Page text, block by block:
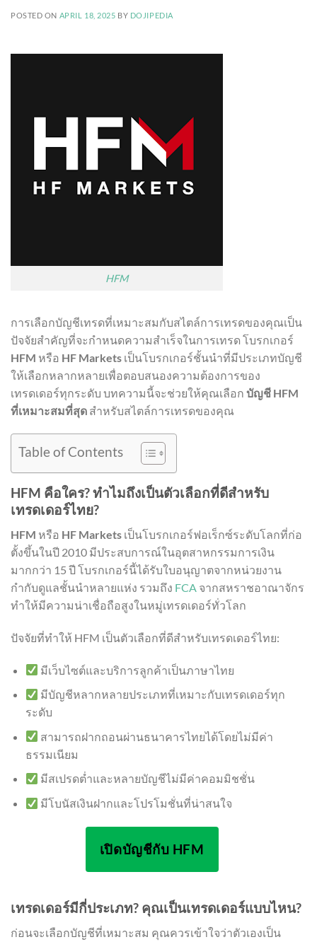
POSTED ON APRIL 18, 2025 BY DOJIPEDIA
HFM
การเลือกบัญชีเทรดที่เหมาะสมกับสไตล์การเทรดของคุณเป็น
ปัจจัยสำคัญที่จะกำหนดความสำเร็จในการเทรด โบรกเกอร์
HFM หรือ HF Markets เป็นโบรกเกอร์ชั้นนำที่มีประเภทบัญชี
ให้เลือกหลากหลายเพื่อตอบสนองความต้องการของ
เทรดเดอร์ทุกระดับ บทความนี้จะช่วยให้คุณเลือก บัญชี HFM
ที่เหมาะสมที่สุด สำหรับสไตล์การเทรดของคุณ
Table of Contents
HFM คือใคร? ทำไมถึงเป็นตัวเลือกที่ดีสำหรับ
เทรดเดอร์ไทย?
HFM หรือ HF Markets เป็นโบรกเกอร์ฟอเร็กซ์ระดับโลกที่ก่อ
ตั้งขึ้นในปี 2010 มีประสบการณ์ในอุตสาหกรรมการเงิน
มากกว่า 15 ปี โบรกเกอร์นี้ได้รับใบอนุญาตจากหน่วยงาน
กำกับดูแลชั้นนำหลายแห่ง รวมถึง FCA จากสหราชอาณาจักร
ทำให้มีความน่าเชื่อถือสูงในหมู่เทรดเดอร์ทั่วโลก
ปัจจัยที่ทำให้ HFM เป็นตัวเลือกที่ดีสำหรับเทรดเดอร์ไทย:
มีเว็บไซต์และบริการลูกค้าเป็นภาษาไทย
มีบัญชีหลากหลายประเภทที่เหมาะกับเทรดเดอร์ทุก
ระดับ
สามารถฝากถอนผ่านธนาคารไทยได้โดยไม่มีค่า
ธรรมเนียม
มีสเปรดต่ำและหลายบัญชีไม่มีค่าคอมมิชชั่น
มีโบนัสเงินฝากและโปรโมชั่นที่น่าสนใจ
เปิดบัญชีกับ HFM
เทรดเดอร์มีกี่ประเภท? คุณเป็นเทรดเดอร์แบบไหน?
ก่อนจะเลือกบัญชีที่เหมาะสม คุณควรเข้าใจว่าตัวเองเป็น